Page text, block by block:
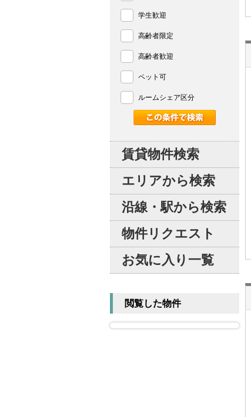
学生歓迎
高齢者限定
高齢者歓迎
ペット可
ルームシェア区分
賃貸物件検索
エリアから検索
沿線・駅から検索
物件リクエスト
お気に入り一覧
閲覧した物件